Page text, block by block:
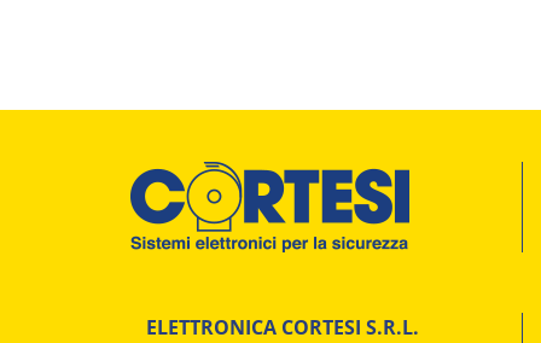
ELETTRONICA CORTESI S.R.L.